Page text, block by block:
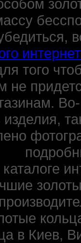
того
не
в Киев,